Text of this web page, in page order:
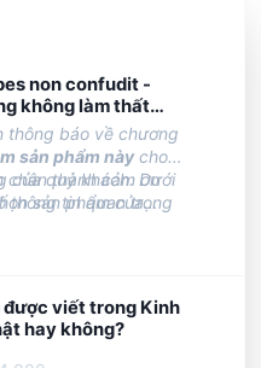
non confudit -
không làm thất
thông báo về chương
sản phẩm nàycho
của quý khách. Dưới
thông tin quan trọng
chân thành cảm ơn
sản phẩm của
tôi mang lại!
được viết trong Kinh
hay không?